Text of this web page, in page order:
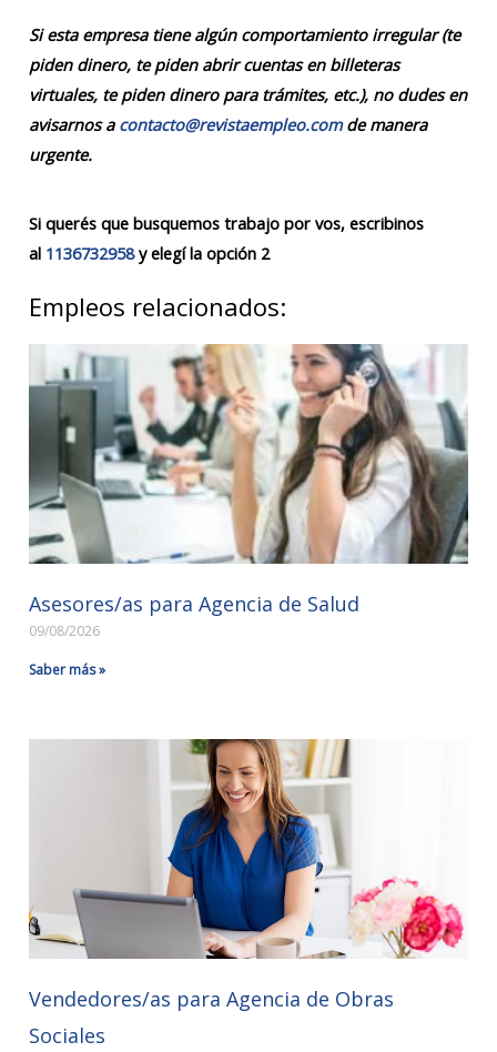
Si esta empresa tiene algún comportamiento irregular (te
piden dinero, te piden abrir cuentas en billeteras
virtuales, te piden dinero para trámites, etc.), no dudes en
avisarnos a contacto@revistaempleo.comde manera
urgente.
Si querés que busquemos trabajo por vos, escribinos
al 1136732958y elegí la opción 2
Empleos relacionados:
Asesores/as para Agencia de Salud
09/08/2026
Saber más »
Vendedores/as para Agencia de Obras
Sociales